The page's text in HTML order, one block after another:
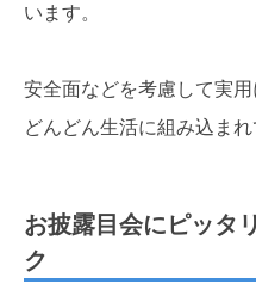
います。
安全面などを考慮して実
どんどん生活に組み込まれ
お披露目会にピッタ
ク